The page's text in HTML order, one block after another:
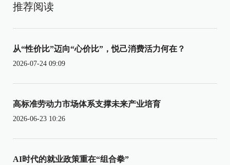
推荐阅读
从“性价比”迈向“心价比”，悦己消费活力何在？
2026-07-24 09:09
高标准劳动力市场体系支撑未来产业培育
2026-06-23 10:26
AI时代的就业政策重在“组合拳”